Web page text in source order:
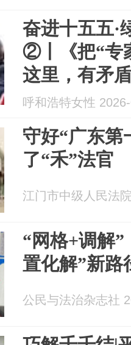
奋进十五五·
②丨《把“专
这里，有矛
呼和浩特女性
守好“广东第
了“禾”法官
江门市中级人民法
“网格+调解
置化解”新路
公民与法治杂志社